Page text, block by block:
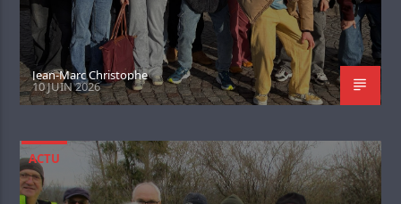
Jean-Marc Christophe
10 JUIN 2026
ACTU